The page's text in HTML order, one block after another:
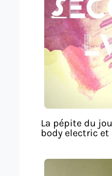
La pépite du
body electric et